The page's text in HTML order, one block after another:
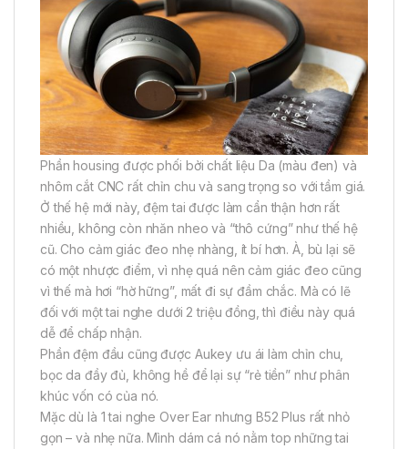
Phần housing được phối bởi chất liệu Da (màu đen) và
nhôm cắt CNC rất chỉn chu và sang trọng so với tầm giá.
Ở thế hệ mới này, đệm tai được làm cẩn thận hơn rất
nhiều, không còn nhăn nheo và “thô cứng” như thế hệ
cũ. Cho cảm giác đeo nhẹ nhàng, ít bí hơn. À, bù lại sẽ
có một nhược điểm, vì nhẹ quá nên cảm giác đeo cũng
vì thế mà hơi “hờ hững”, mất đi sự đầm chắc. Mà có lẽ
đối với một tai nghe dưới 2 triệu đồng, thì điều này quá
dễ để chấp nhận.
Phần đệm đầu cũng được Aukey ưu ái làm chỉn chu,
bọc da đầy đủ, không hề để lại sự “rẻ tiền” như phân
khúc vốn có của nó.
Mặc dù là 1 tai nghe Over Ear nhưng B52 Plus rất nhỏ
gọn – và nhẹ nữa. Mình dám cá nó nằm top những tai